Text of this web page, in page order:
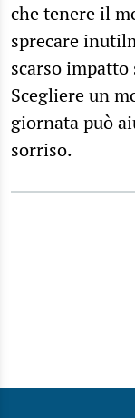
che tenere il
sprecare
scarso
Scegliere un
giornata può
sorriso.